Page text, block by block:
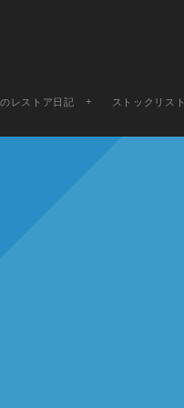
レストア日記 ストックリスト